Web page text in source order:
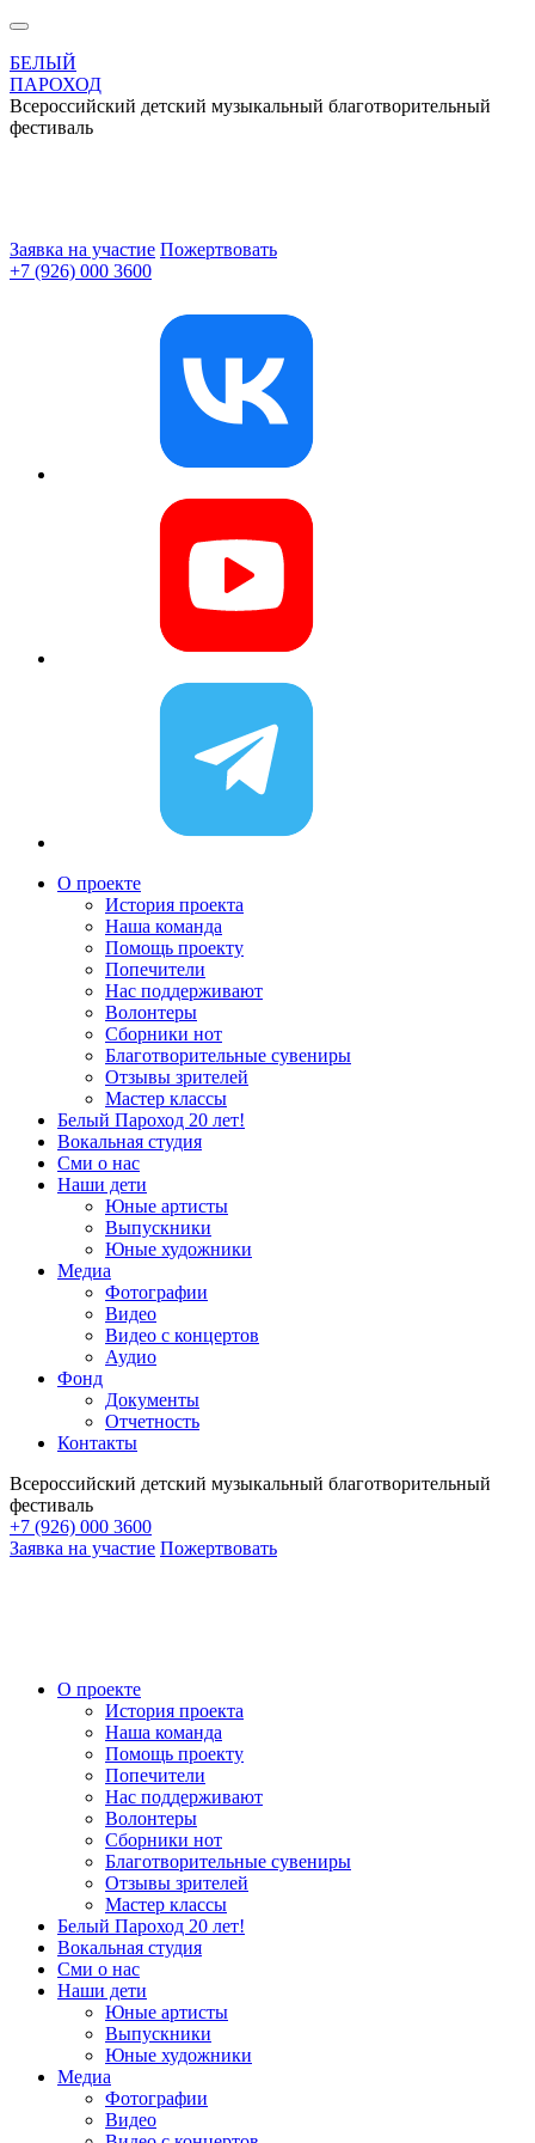
БЕЛЫЙ
ПАРОХОД
Всероссийский детский музыкальный благотворительный
фестиваль
Заявка на участие Пожертвовать
+7 (926) 000 3600
О проекте
История проекта
Наша команда
Помощь проекту
Попечители
Нас поддерживают
Волонтеры
Сборники нот
Благотворительные сувениры
Отзывы зрителей
Мастер классы
Белый Пароход 20 лет!
Вокальная студия
Сми о нас
Наши дети
Юные артисты
Выпускники
Юные художники
Медиа
Фотографии
Видео
Видео с концертов
Аудио
Фонд
Документы
Отчетность
Контакты
Всероссийский детский музыкальный благотворительный
фестиваль
+7 (926) 000 3600
Заявка на участие Пожертвовать
О проекте
История проекта
Наша команда
Помощь проекту
Попечители
Нас поддерживают
Волонтеры
Сборники нот
Благотворительные сувениры
Отзывы зрителей
Мастер классы
Белый Пароход 20 лет!
Вокальная студия
Сми о нас
Наши дети
Юные артисты
Выпускники
Юные художники
Медиа
Фотографии
Видео